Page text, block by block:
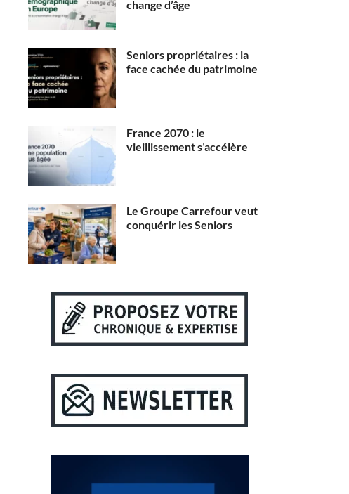
change d’âge
Seniors propriétaires : la
face cachée du patrimoine
France 2070 : le
vieillissement s’accélère
Le Groupe Carrefour veut
conquérir les Seniors